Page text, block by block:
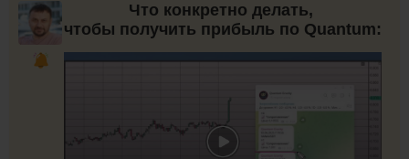
Что конкретно делать,
чтобы получить прибыль по Quantum: